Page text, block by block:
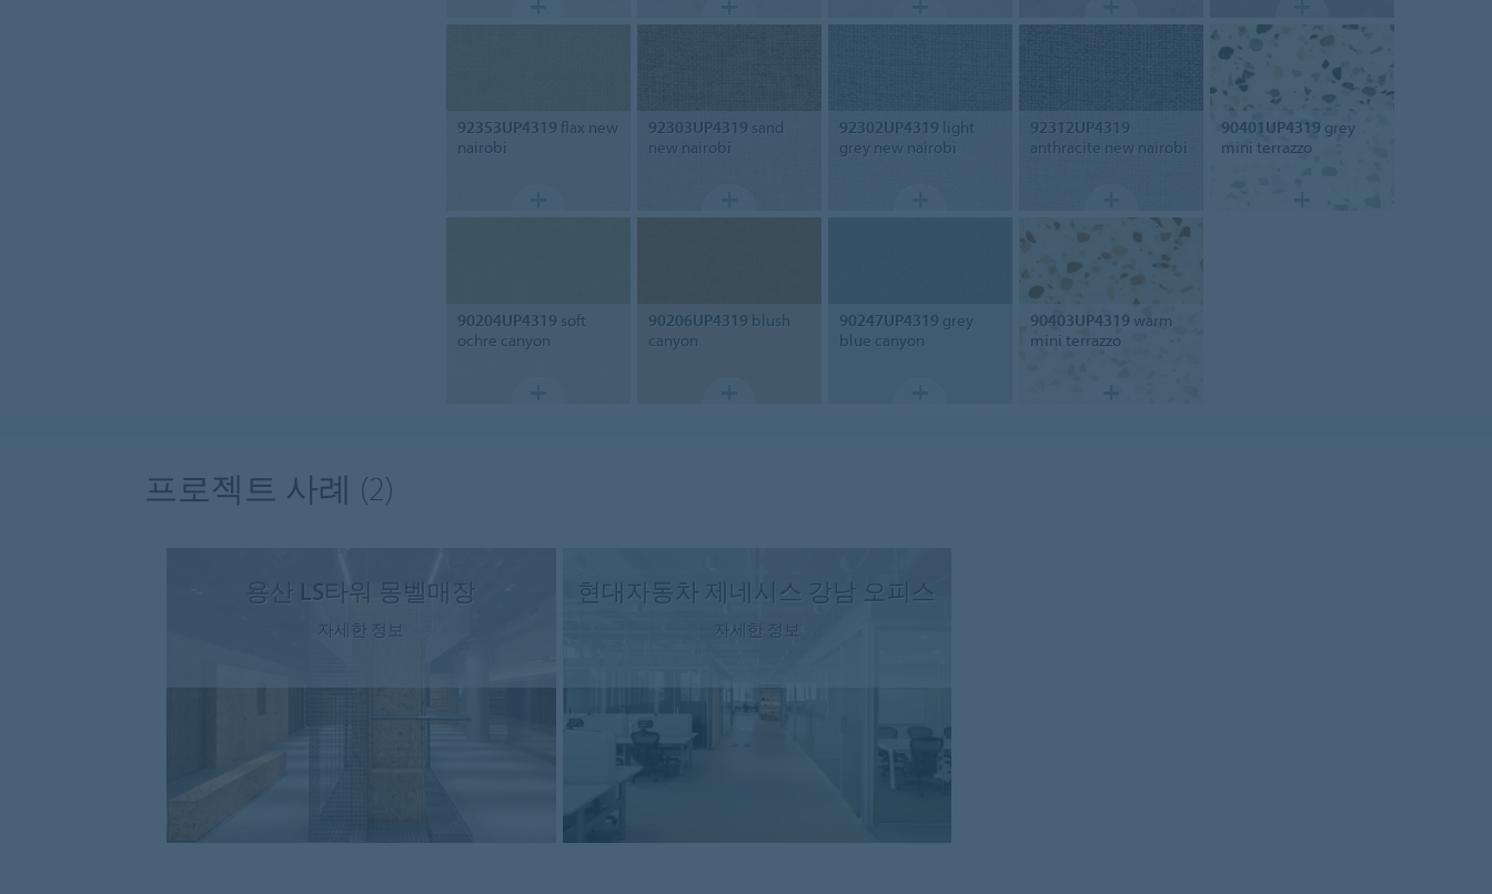
92353UP4319 flax new
nairobi
92303UP4319 sand
new nairobi
92302UP4319 light
grey new nairobi
92312UP4319
anthracite new nairobi
90401UP4319 grey
mini terrazzo
90204UP4319 soft
ochre canyon
90206UP4319 blush
canyon
90247UP4319 grey
blue canyon
90403UP4319 warm
mini terrazzo
프로젝트 사례 (2)
용산 LS타워 몽벨매장
자세한 정보
현대자동차 제네시스 강남 오피스
자세한 정보